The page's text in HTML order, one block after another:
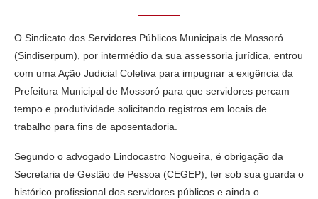
O Sindicato dos Servidores Públicos Municipais de Mossoró
(Sindiserpum), por intermédio da sua assessoria jurídica, entrou
com uma Ação Judicial Coletiva para impugnar a exigência da
Prefeitura Municipal de Mossoró para que servidores percam
tempo e produtividade solicitando registros em locais de
trabalho para fins de aposentadoria.
Segundo o advogado Lindocastro Nogueira, é obrigação da
Secretaria de Gestão de Pessoa (CEGEP), ter sob sua guarda o
histórico profissional dos servidores públicos e ainda o